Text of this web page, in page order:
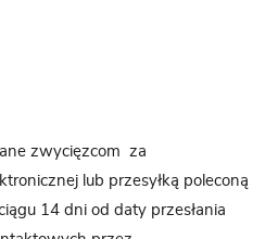
zwycięzcom za
lub przesyłką poleconą
14 dni od daty przesłania